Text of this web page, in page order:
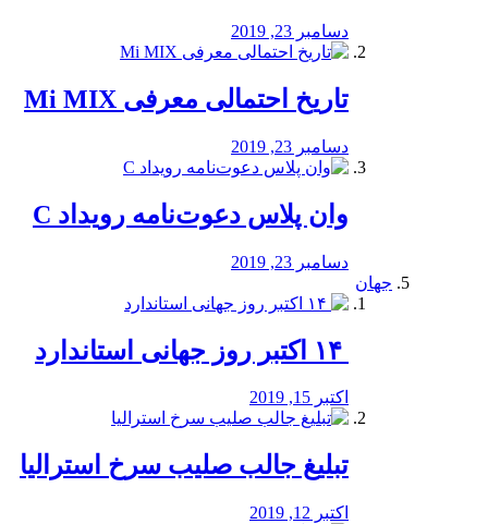
دسامبر 23, 2019
تاریخ احتمالی معرفی Mi MIX
دسامبر 23, 2019
وان پلاس دعوت‌نامه رویداد C
دسامبر 23, 2019
جهان
اکتبر 15, 2019
تبلیغ جالب صلیب سرخ استرالیا
اکتبر 12, 2019